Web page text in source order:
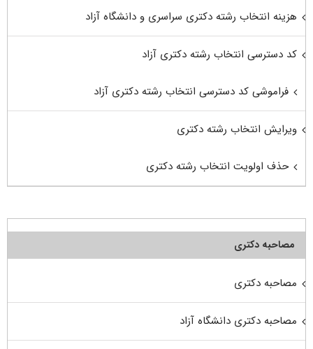
هزینه انتخاب رشته دکتری سراسری و دانشگاه آزاد
کد دسترسی انتخاب رشته دکتری آزاد
فراموشی کد دسترسی انتخاب رشته دکتری آزاد
ویرایش انتخاب رشته دکتری
حذف اولویت انتخاب رشته دکتری
مصاحبه دکتری
مصاحبه دکتری
مصاحبه دکتری دانشگاه آزاد